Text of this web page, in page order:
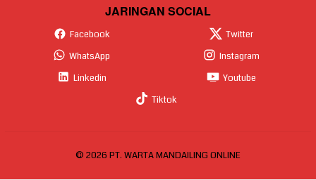
JARINGAN SOCIAL
Facebook
Twitter
WhatsApp
Instagram
Linkedin
Youtube
Tiktok
© 2026 PT. WARTA MANDAILING ONLINE